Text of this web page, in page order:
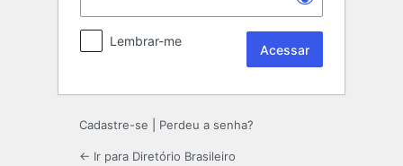
Lembrar-me
Cadastre-se Perdeu a senha?
← Ir para Diretório Brasileiro